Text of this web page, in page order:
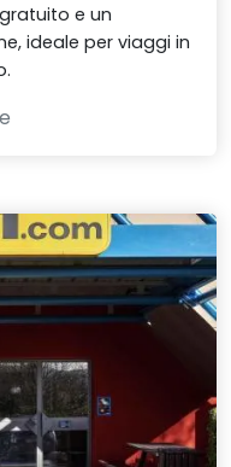
e un
ideale per viaggi in